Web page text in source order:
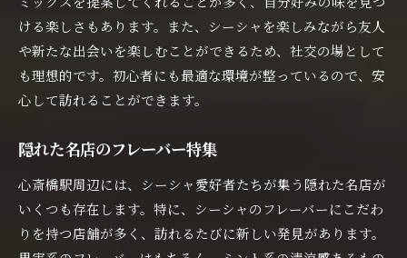
ける楽しさもあります。また、シーシャを楽しみながら友人
や新たな出会いを楽しむことができるため、社交の場として
も理想的です。初心者にも最適な環境が整っているので、安
心して訪れることができます。
隠れた名店のフレーバー特集
心斎橋駅周辺には、シーシャ愛好者たちが集う隠れた名店が
いくつも存在します。特に、シーシャのフレーバーにこだわ
りを持つ店舗が多く、訪れるたびに新しい発見があります。